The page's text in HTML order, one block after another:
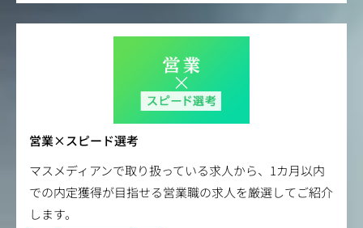
営業×スピード選考
マスメディアンで取り扱っている求人から、1カ月以内
での内定獲得が目指せる営業職の求人を厳選してご紹介
します。